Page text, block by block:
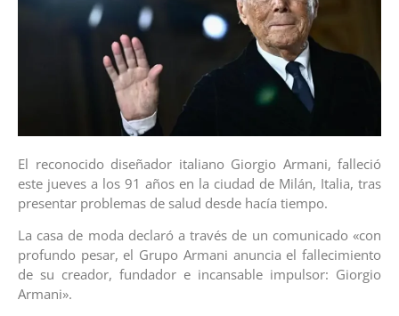
El reconocido diseñador italiano Giorgio Armani, falleció
este jueves a los 91 años en la ciudad de Milán, Italia, tras
presentar problemas de salud desde hacía tiempo.
La casa de moda declaró a través de un comunicado «con
profundo pesar, el Grupo Armani anuncia el fallecimiento
de su creador, fundador e incansable impulsor: Giorgio
Armani».